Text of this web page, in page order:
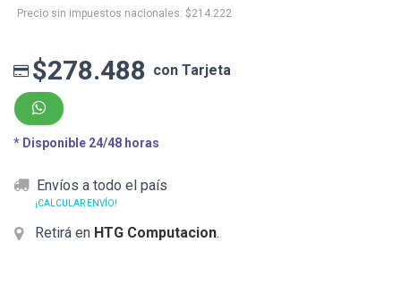
Precio sin impuestos nacionales: $214.222
$278.488 con Tarjeta
* Disponible 24/48 horas
Envíos a todo el país
¡CALCULAR ENVÍO!
Retirá en HTG Computacion.